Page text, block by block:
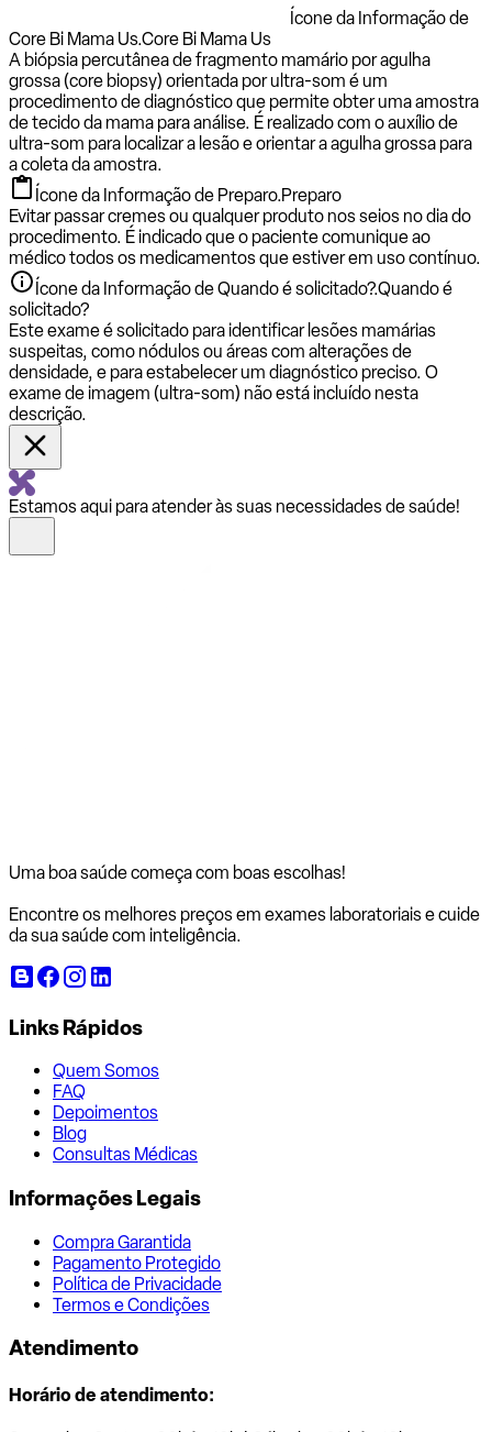
Ícone da Informação de
Core Bi Mama Us.Core Bi Mama Us
A biópsia percutânea de fragmento mamário por agulha
grossa (core biopsy) orientada por ultra-som é um
procedimento de diagnóstico que permite obter uma amostra
de tecido da mama para análise. É realizado com o auxílio de
ultra-som para localizar a lesão e orientar a agulha grossa para
a coleta da amostra.
Ícone da Informação de Preparo.Preparo
Evitar passar cremes ou qualquer produto nos seios no dia do
procedimento. É indicado que o paciente comunique ao
médico todos os medicamentos que estiver em uso contínuo.
Ícone da Informação de Quando é solicitado?.Quando é
solicitado?
Este exame é solicitado para identificar lesões mamárias
suspeitas, como nódulos ou áreas com alterações de
densidade, e para estabelecer um diagnóstico preciso. O
exame de imagem (ultra-som) não está incluído nesta
descrição.
Estamos aqui para atender às suas necessidades de saúde!
Uma boa saúde começa com boas escolhas!
Encontre os melhores preços em exames laboratoriais e cuide
da sua saúde com inteligência.
Links Rápidos
Quem Somos
FAQ
Depoimentos
Blog
Consultas Médicas
Informações Legais
Compra Garantida
Pagamento Protegido
Política de Privacidade
Termos e Condições
Atendimento
Horário de atendimento: